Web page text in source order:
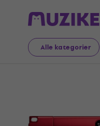
Alle kategorier
Musikinstrumenter
Sælges ikke længere